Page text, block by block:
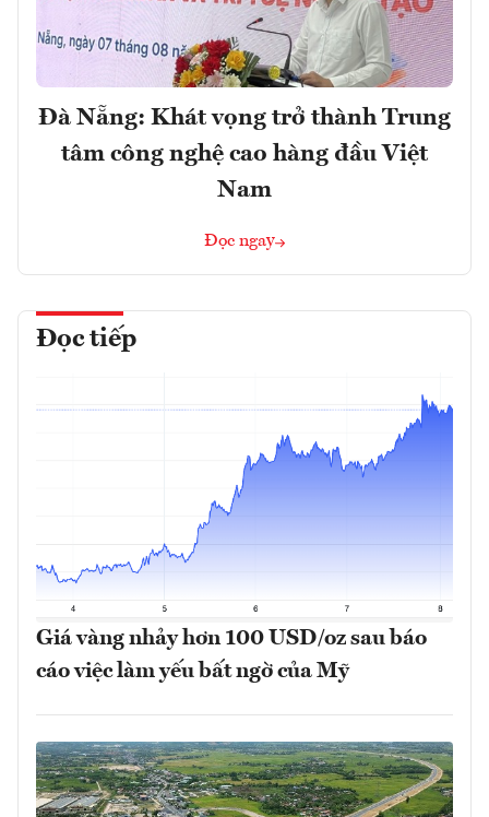
Đà Nẵng: Khát vọng trở thành Trung
tâm công nghệ cao hàng đầu Việt
Nam
Đọc ngay
Đọc tiếp
Giá vàng nhảy hơn 100 USD/oz sau báo
cáo việc làm yếu bất ngờ của Mỹ